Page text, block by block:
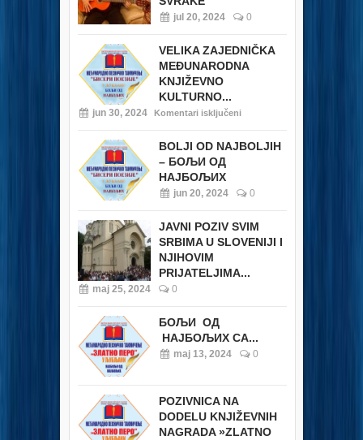
jul 20, 2024 0
VELIKA ZAJEDNIČKA
MEĐUNARODNA
KNJIŽEVNO
KULTURNO...
jun 30, 2024 Komentari isključeni
BOLJI OD NAJBOLJIH
– БОЉИ ОД
НАЈБОЉИХ
jun 20, 2024 0
JAVNI POZIV SVIM
SRBIMA U SLOVENIJI I
NJIHOVIM
PRIJATELJIMA...
maj 25, 2024 0
БОЉИ ОД
НАЈБОЉИХ СА...
maj 13, 2024 0
POZIVNICA NA
DODELU KNJIŽEVNIH
NAGRADA »ZLATNO